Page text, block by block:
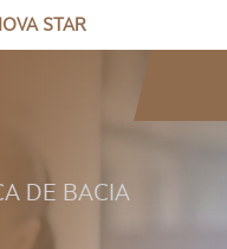
STAR
DE BACIA